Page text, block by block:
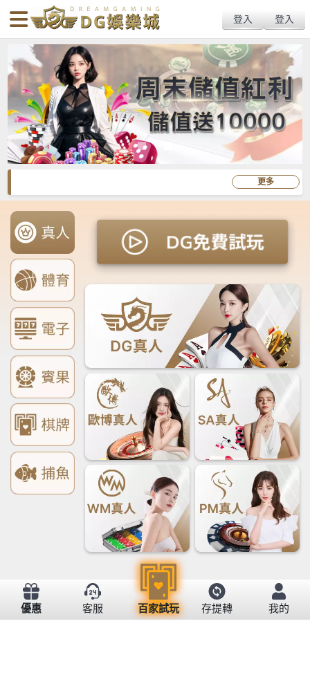
body{overflow:hidden !important;}